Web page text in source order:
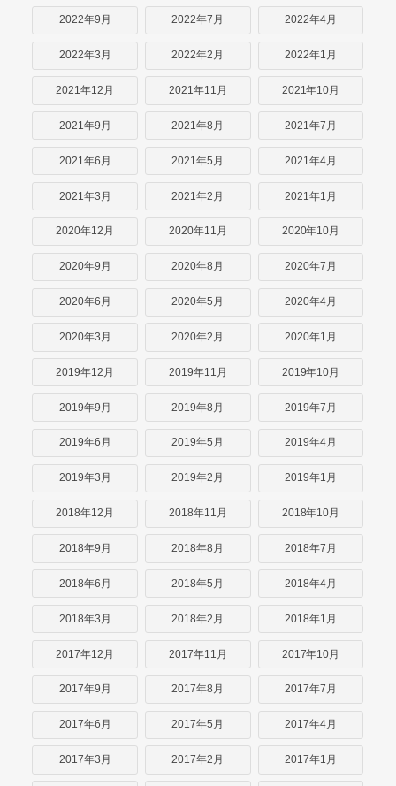
2022年9月 2022年7月 2022年4月
2022年3月 2022年2月 2022年1月
2021年12月 2021年11月 2021年10月
2021年9月 2021年8月 2021年7月
2021年6月 2021年5月 2021年4月
2021年3月 2021年2月 2021年1月
2020年12月 2020年11月 2020年10月
2020年9月 2020年8月 2020年7月
2020年6月 2020年5月 2020年4月
2020年3月 2020年2月 2020年1月
2019年12月 2019年11月 2019年10月
2019年9月 2019年8月 2019年7月
2019年6月 2019年5月 2019年4月
2019年3月 2019年2月 2019年1月
2018年12月 2018年11月 2018年10月
2018年9月 2018年8月 2018年7月
2018年6月 2018年5月 2018年4月
2018年3月 2018年2月 2018年1月
2017年12月 2017年11月 2017年10月
2017年9月 2017年8月 2017年7月
2017年6月 2017年5月 2017年4月
2017年3月 2017年2月 2017年1月